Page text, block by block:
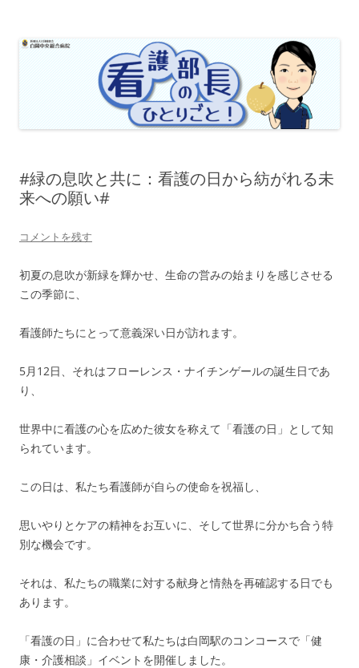
#緑の息吹と共に：看護の日から紡がれる未
来への願い#
コメントを残す
初夏の息吹が新緑を輝かせ、生命の営みの始まりを感じさせる
この季節に、
看護師たちにとって意義深い日が訪れます。
5月12日、それはフローレンス・ナイチンゲールの誕生日であ
り、
世界中に看護の心を広めた彼女を称えて「看護の日」として知
られています。
この日は、私たち看護師が自らの使命を祝福し、
思いやりとケアの精神をお互いに、そして世界に分かち合う特
別な機会です。
それは、私たちの職業に対する献身と情熱を再確認する日でも
あります。
「看護の日」に合わせて私たちは白岡駅のコンコースで「健
康・介護相談」イベントを開催しました。